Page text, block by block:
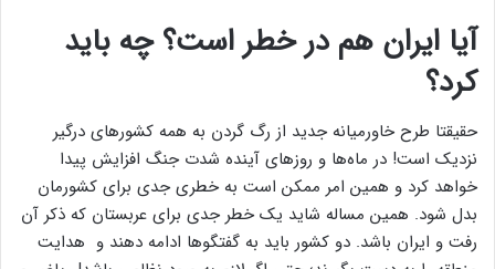
آیا ایران هم در خطر است؟ چه باید
کرد؟
حقیقتا طرح خاورمیانه جدید از رگ گردن به همه کشورهای درگیر
نزدیک‌ است! در ماه‌ها و روزهای آینده شدت جنگ افزایش پیدا
خواهد کرد و همین امر ممکن است به خطری جدی برای کشورمان
بدل شود. همین مساله شاید یک خطر جدی برای عربستان که ذکر آن
رفت و ایران باشد. دو کشور باید به گفتگوها ادامه دهند و هدایت